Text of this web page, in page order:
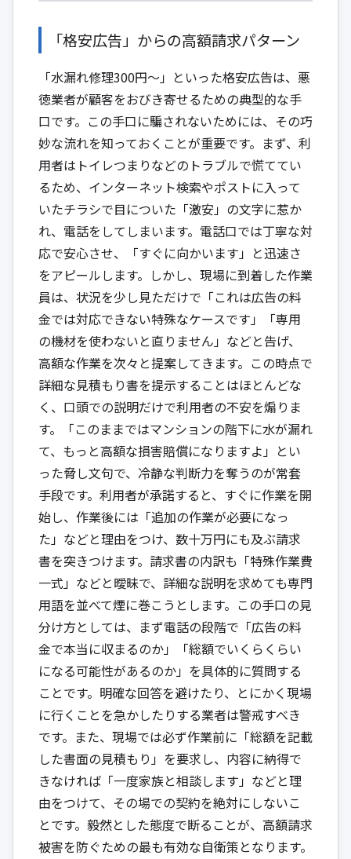
「格安広告」からの高額請求パターン
「水漏れ修理300円～」といった格安広告は、悪
徳業者が顧客をおびき寄せるための典型的な手
口です。この手口に騙されないためには、その巧
妙な流れを知っておくことが重要です。まず、利
用者はトイレつまりなどのトラブルで慌ててい
るため、インターネット検索やポストに入って
いたチラシで目についた「激安」の文字に惹か
れ、電話をしてしまいます。電話口では丁寧な対
応で安心させ、「すぐに向かいます」と迅速さ
をアピールします。しかし、現場に到着した作業
員は、状況を少し見ただけで「これは広告の料
金では対応できない特殊なケースです」「専用
の機材を使わないと直りません」などと告げ、
高額な作業を次々と提案してきます。この時点で
詳細な見積もり書を提示することはほとんどな
く、口頭での説明だけで利用者の不安を煽りま
す。「このままではマンションの階下に水が漏れ
て、もっと高額な損害賠償になりますよ」とい
った脅し文句で、冷静な判断力を奪うのが常套
手段です。利用者が承諾すると、すぐに作業を開
始し、作業後には「追加の作業が必要になっ
た」などと理由をつけ、数十万円にも及ぶ請求
書を突きつけます。請求書の内訳も「特殊作業費
一式」などと曖昧で、詳細な説明を求めても専門
用語を並べて煙に巻こうとします。この手口の見
分け方としては、まず電話の段階で「広告の料
金で本当に収まるのか」「総額でいくらくらい
になる可能性があるのか」を具体的に質問する
ことです。明確な回答を避けたり、とにかく現場
に行くことを急かしたりする業者は警戒すべき
です。また、現場では必ず作業前に「総額を記載
した書面の見積もり」を要求し、内容に納得で
きなければ「一度家族と相談します」などと理
由をつけて、その場での契約を絶対にしないこ
とです。毅然とした態度で断ることが、高額請求
被害を防ぐための最も有効な自衛策となります。